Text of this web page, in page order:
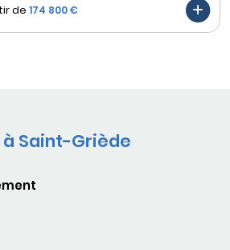
de 174 800 €
Saint-Griède